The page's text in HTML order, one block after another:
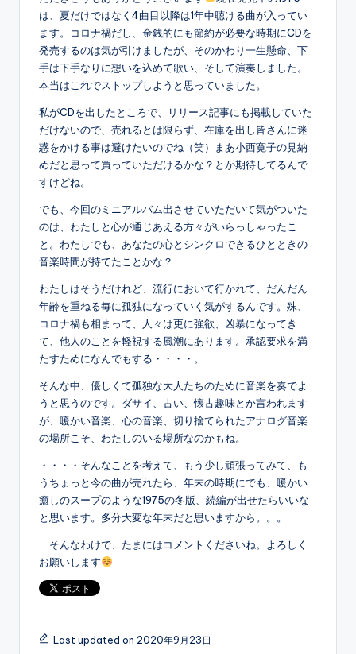
は、夏だけではなく4曲目以降は1年中聴ける曲が入ってい
ます。コロナ禍だし、金銭的にも節約が必要な時期にCDを
発売するのは気が引けましたが、そのかわり一生懸命、下
手は下手なりに想いを込めて歌い、そして演奏しました。
本当はこれでストップしようと思っていました。
私がCDを出したところで、リリース記事にも掲載していた
だけないので、売れるとは限らず、在庫を出し皆さんに迷
惑をかける事は避けたいのでね（笑）まあ小西寛子の見納
めだと思って買っていただけるかな？とか期待してるんで
すけどね。
でも、今回のミニアルバム出させていただいて気がついた
のは、わたしと心が通じあえる方々がいらっしゃったこ
と。わたしでも、あなたの心とシンクロできるひとときの
音楽時間が持てたことかな？
わたしはそうだけれど、流行において行かれて、だんだん
年齢を重ねる毎に孤独になっていく気がするんです。殊、
コロナ禍も相まって、人々は更に強欲、凶暴になってき
て、他人のことを軽視する風潮にあります。承認要求を満
たすためになんでもする・・・・。
そんな中、優しくて孤独な大人たちのために音楽を奏でよ
うと思うのです。ダサイ、古い、懐古趣味とか言われます
が、暖かい音楽、心の音楽、切り捨てられたアナログ音楽
の場所こそ、わたしのいる場所なのかもね。
・・・・そんなことを考えて、もう少し頑張ってみて、も
うちょっと今の曲が売れたら、年末の時期にでも、暖かい
癒しのスープのような1975の冬版、続編が出せたらいいな
と思います。多分大変な年末だと思いますから。。。
そんなわけで、たまにはコメントくださいね。よろしく
お願いします
Last updated on 2020年9月23日